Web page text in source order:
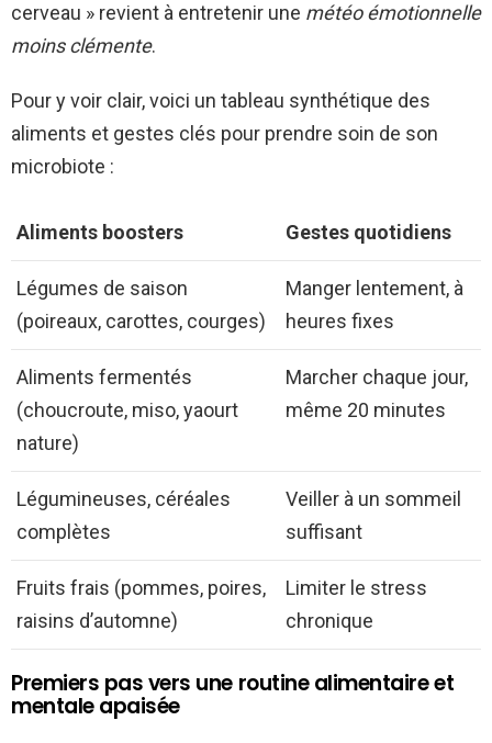
cerveau » revient à entretenir une météo émotionnelle
moins clémente.
Pour y voir clair, voici un tableau synthétique des
aliments et gestes clés pour prendre soin de son
microbiote :
Aliments boosters Gestes quotidiens
Légumes de saison
(poireaux, carottes, courges)
Manger lentement, à
heures fixes
Aliments fermentés
(choucroute, miso, yaourt
nature)
Marcher chaque jour,
même 20 minutes
Légumineuses, céréales
complètes
Veiller à un sommeil
suffisant
Fruits frais (pommes, poires,
raisins d’automne)
Limiter le stress
chronique
Premiers pas vers une routine alimentaire et
mentale apaisée